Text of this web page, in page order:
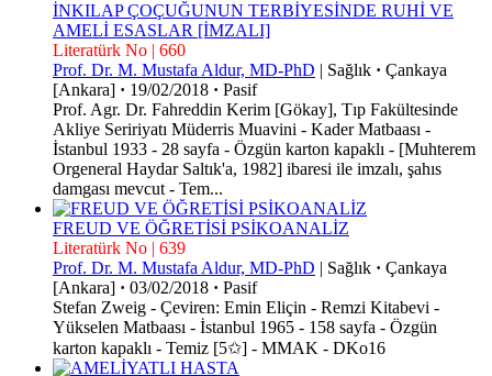
İNKILAP ÇOÇUĞUNUN TERBİYESİNDE RUHİ VE
AMELİ ESASLAR [İMZALI]
Literatürk No | 660
Prof. Dr. M. Mustafa Aldur, MD-PhD | Sağlık · Çankaya
[Ankara] · 19/02/2018 · Pasif
Prof. Agr. Dr. Fahreddin Kerim [Gökay], Tıp Fakültesinde
Akliye Seririyatı Müderris Muavini - Kader Matbaası -
İstanbul 1933 - 28 sayfa - Özgün karton kapaklı - [Muhterem
Orgeneral Haydar Saltık'a, 1982] ibaresi ile imzalı, şahıs
damgası mevcut - Tem...
FREUD VE ÖĞRETİSİ PSİKOANALİZ
Literatürk No | 639
Prof. Dr. M. Mustafa Aldur, MD-PhD | Sağlık · Çankaya
[Ankara] · 03/02/2018 · Pasif
Stefan Zweig - Çeviren: Emin Eliçin - Remzi Kitabevi -
Yükselen Matbaası - İstanbul 1965 - 158 sayfa - Özgün
karton kapaklı - Temiz [5✩] - MMAK - DKo16